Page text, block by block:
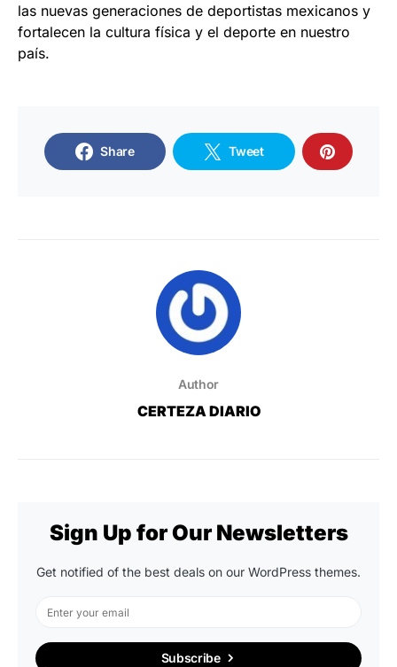
las nuevas generaciones de deportistas mexicanos y
fortalecen la cultura física y el deporte en nuestro
país.
Share Tweet
Author
CERTEZA DIARIO
Sign Up for Our Newsletters
Get notified of the best deals on our WordPress themes.
Subscribe